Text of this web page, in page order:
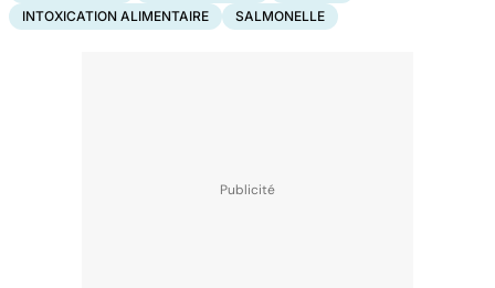
INTOXICATION ALIMENTAIRE
SALMONELLE